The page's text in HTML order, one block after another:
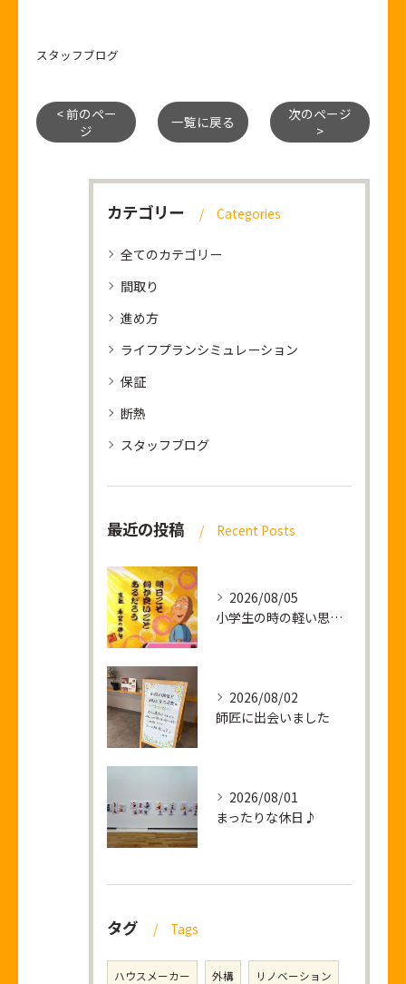
スタッフブログ
< 前のペー
ジ
一覧に戻る
次のページ
>
カテゴリー Categories
全てのカテゴリー
間取り
進め方
ライフプランシミュレーション
保証
断熱
スタッフブログ
最近の投稿 Recent Posts
2026/08/05
小学生の時の軽い思い出話し
2026/08/02
師匠に出会いました
2026/08/01
まったりな休日♪
タグ Tags
ハウスメーカー 外構 リノベーション